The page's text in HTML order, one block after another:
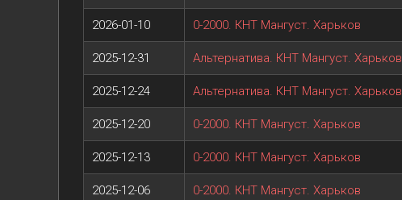
2026-01-10 0-2000. КНТ Мангуст. Харьков
2025-12-31 Альтернатива. КНТ Мангуст. Харьков
2025-12-24 Альтернатива. КНТ Мангуст. Харьков
2025-12-20 0-2000. КНТ Мангуст. Харьков
2025-12-13 0-2000. КНТ Мангуст. Харьков
2025-12-06 0-2000. КНТ Мангуст. Харьков